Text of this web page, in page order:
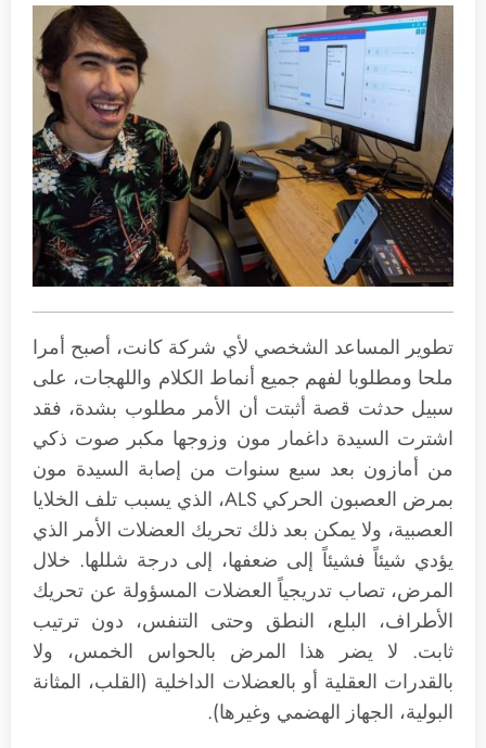
تطوير المساعد الشخصي لأي شركة كانت، أصبح أمرا
ملحا ومطلوبا لفهم جميع أنماط الكلام واللهجات، على
سبيل حدثت قصة أثبتت أن الأمر مطلوب بشدة، فقد
اشترت السيدة داغمار مون وزوجها مكبر صوت ذكي
من أمازون بعد سبع سنوات من إصابة السيدة مون
بمرض العصبون الحركي ALS، الذي يسبب تلف الخلايا
العصبية، ولا يمكن بعد ذلك تحريك العضلات الأمر الذي
يؤدي شيئاً فشيئاً إلى ضعفها، إلى درجة شللها. خلال
المرض، تصاب تدريجياً العضلات المسؤولة عن تحريك
الأطراف، البلع، النطق وحتى التنفس، دون ترتيب
ثابت. لا يضر هذا المرض بالحواس الخمس، ولا
بالقدرات العقلية أو بالعضلات الداخلية (القلب، المثانة
البولية، الجهاز الهضمي وغيرها).